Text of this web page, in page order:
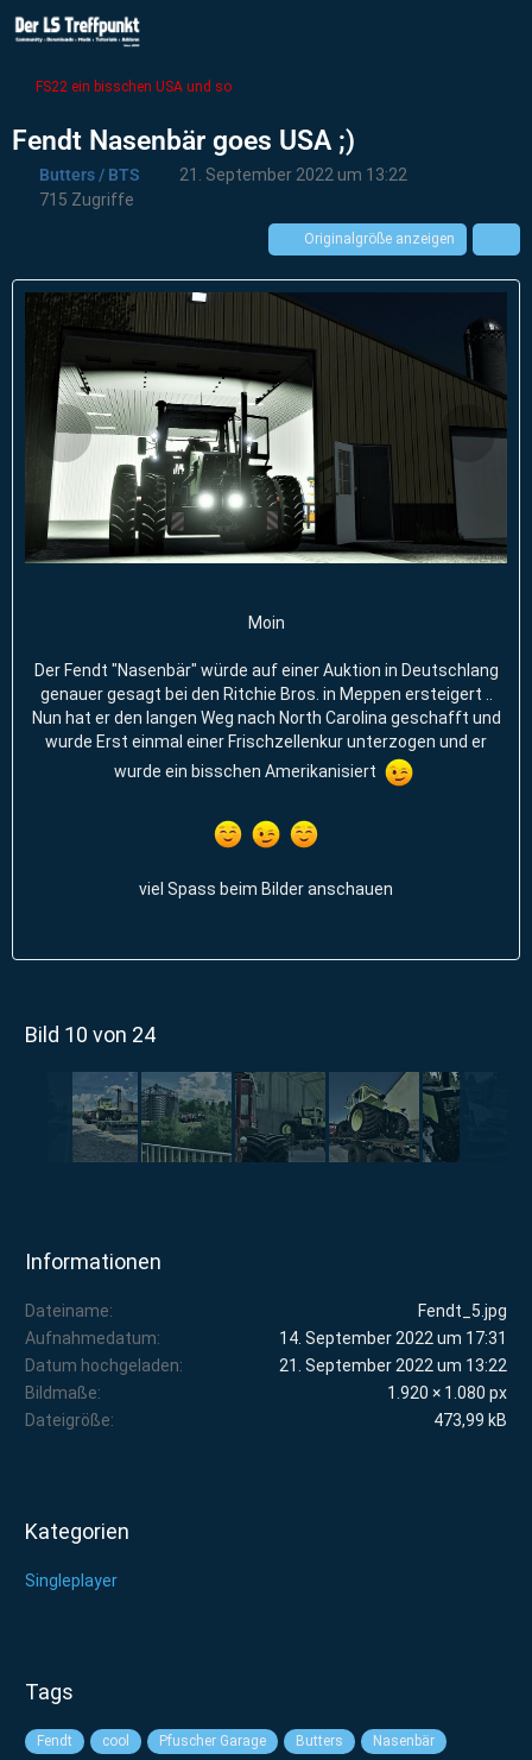
FS22 ein bisschen USA und so
Fendt Nasenbär goes USA ;)
Butters / BTS
21. September 2022 um 13:22
715 Zugriffe
Originalgröße anzeigen
Moin
Der Fendt "Nasenbär" würde auf einer Auktion in Deutschlang
genauer gesagt bei den Ritchie Bros. in Meppen ersteigert ..
Nun hat er den langen Weg nach North Carolina geschafft und
wurde Erst einmal einer Frischzellenkur unterzogen und er
wurde ein bisschen Amerikanisiert
viel Spass beim Bilder anschauen
Bild 10 von 24
Informationen
Dateiname
Fendt_5.jpg
Aufnahmedatum
14. September 2022 um 17:31
Datum hochgeladen
21. September 2022 um 13:22
Bildmaße
1.920 × 1.080 px
Dateigröße
473,99 kB
Kategorien
Singleplayer
Tags
Fendt cool Pfuscher Garage Butters Nasenbär